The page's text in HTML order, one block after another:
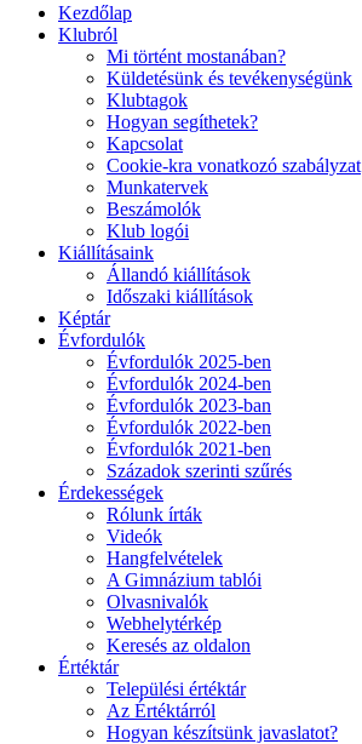
Kezdőlap
Klubról
Mi történt mostanában?
Küldetésünk és tevékenységünk
Klubtagok
Hogyan segíthetek?
Kapcsolat
Cookie-kra vonatkozó szabályzat
Munkatervek
Beszámolók
Klub logói
Kiállításaink
Állandó kiállítások
Időszaki kiállítások
Képtár
Évfordulók
Évfordulók 2025-ben
Évfordulók 2024-ben
Évfordulók 2023-ban
Évfordulók 2022-ben
Évfordulók 2021-ben
Századok szerinti szűrés
Érdekességek
Rólunk írták
Videók
Hangfelvételek
A Gimnázium tablói
Olvasnivalók
Webhelytérkép
Keresés az oldalon
Értéktár
Települési értéktár
Az Értéktárról
Hogyan készítsünk javaslatot?